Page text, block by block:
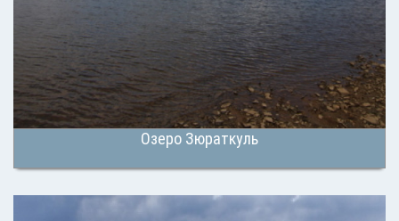
Озеро Зюраткуль